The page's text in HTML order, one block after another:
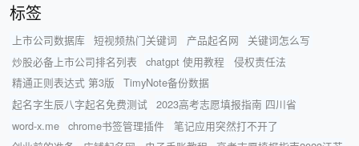
标签
上市公司数据库 短视频热门关键词 产品起名网
关键词怎么写
炒股必备上市公司排名列表
chatgpt 使用教程
侵权责任法
精通正则表达式 第3版
TimyNote备份数据
起名字生辰八字起名免费测试
2023高考志愿填报指南 四川省
word-x.me
chrome书签管理插件
笔记应用突然打不开了